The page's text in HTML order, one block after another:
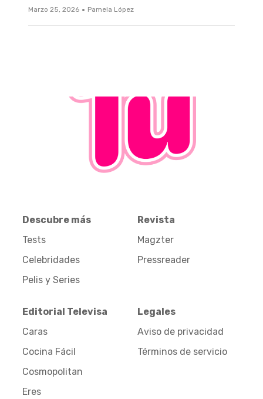
Marzo 25, 2026 · Pamela López
Descubre más
Tests
Celebridades
Pelis y Series
Revista
Magzter
Pressreader
Editorial Televisa
Caras
Cocina Fácil
Cosmopolitan
Eres
Legales
Aviso de privacidad
Términos de servicio